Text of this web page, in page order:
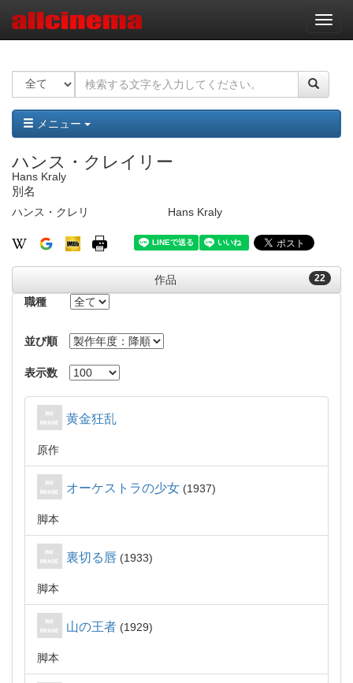
ナ
ビ
ー
ョ
ン
メニュー
ハンス・クレイリー
Hans Kraly
別名
ハンス・クレリ Hans Kraly
22
作品
職種
並び順
表示数
黄金狂乱
原作
オーケストラの少女 1937
脚本
裏切る唇 1933
脚本
山の王者 1929
脚本